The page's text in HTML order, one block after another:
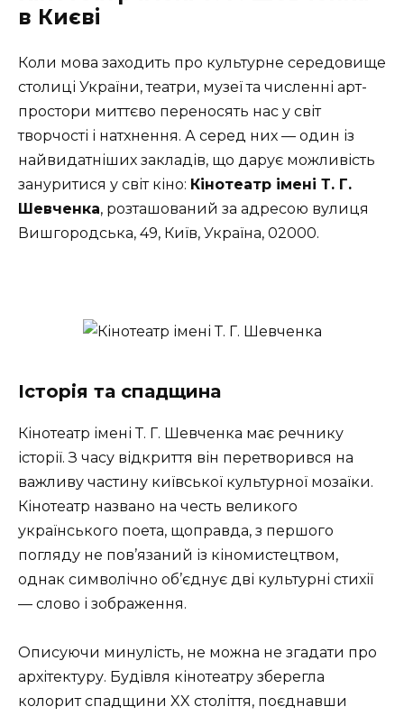
в Києві
Коли мова заходить про культурне середовище
столиці України, театри, музеї та численні арт-
простори миттєво переносять нас у світ
творчості і натхнення. А серед них — один із
найвидатніших закладів, що дарує можливість
зануритися у світ кіно: Кінотеатр імені Т. Г.
Шевченка, розташований за адресою вулиця
Вишгородська, 49, Київ, Україна, 02000.
Історія та спадщина
Кінотеатр імені Т. Г. Шевченка має речнику
історії. З часу відкриття він перетворився на
важливу частину київської культурної мозаїки.
Кінотеатр названо на честь великого
українського поета, щоправда, з першого
погляду не пов’язаний із кіномистецтвом,
однак символічно об’єднує дві культурні стихії
— слово і зображення.
Описуючи минулість, не можна не згадати про
архітектуру. Будівля кінотеатру зберегла
колорит спадщини XX століття, поєднавши